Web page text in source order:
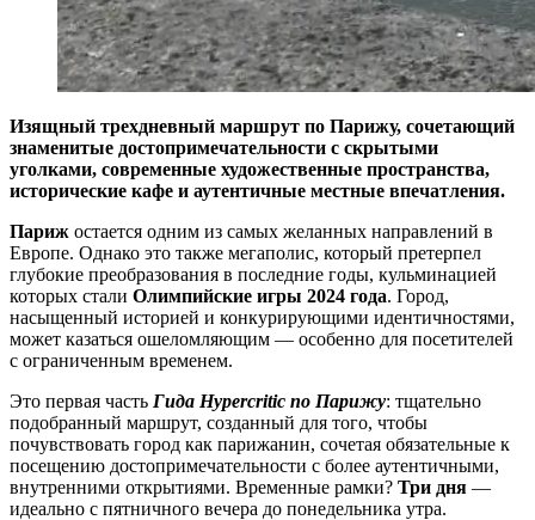
Изящный трехдневный маршрут по Парижу, сочетающий
знаменитые достопримечательности с скрытыми
уголками, современные художественные пространства,
исторические кафе и аутентичные местные впечатления.
Париж остается одним из самых желанных направлений в
Европе. Однако это также мегаполис, который претерпел
глубокие преобразования в последние годы, кульминацией
которых стали Олимпийские игры 2024 года. Город,
насыщенный историей и конкурирующими идентичностями,
может казаться ошеломляющим — особенно для посетителей
с ограниченным временем.
Это первая часть Гида Hypercritic по Парижу: тщательно
подобранный маршрут, созданный для того, чтобы
почувствовать город как парижанин, сочетая обязательные к
посещению достопримечательности с более аутентичными,
внутренними открытиями. Временные рамки? Три дня —
идеально с пятничного вечера до понедельника утра.